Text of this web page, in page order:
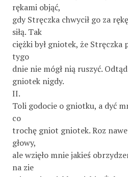
rękami objąć,
gdy Stręczka chwycił go za
siłą. Tak
ciężki był gniotek, że Stręczka
tygo­
dnie nie mógł nią ruszyć.
gniotek nigdy.
II.
Toli godocie o gniotku, a dyć
co
trochę gniot gniotek. Roz
głowy,
ale wzięło mnie jakieś
na zie­